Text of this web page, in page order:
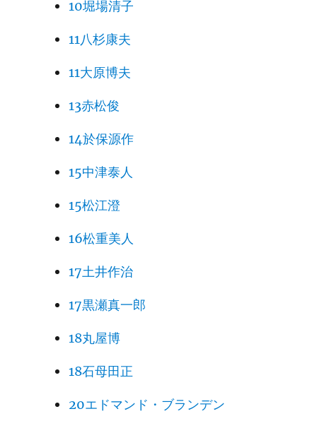
10堀場清子
11八杉康夫
11大原博夫
13赤松俊
14於保源作
15中津泰人
15松江澄
16松重美人
17土井作治
17黒瀬真一郎
18丸屋博
18石母田正
20エドマンド・ブランデン